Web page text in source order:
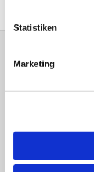
Statistiken
Marketing